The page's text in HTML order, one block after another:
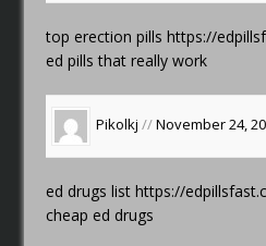
top erection pillshttps://
ed pills that really work
Pikolkj //November 24,
ed drugs listhttps://
cheap ed drugs